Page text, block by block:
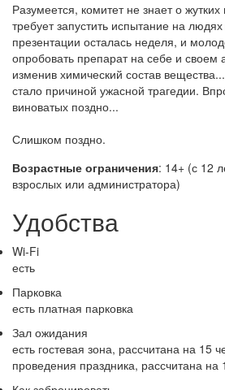
Разумеется, комитет не знает о
требует запустить испытание на
презентации осталась неделя, и
опробовать препарат на себе и своем
изменив химический состав
стало причиной ужасной трагедии.
виноватых поздно...
Слишком поздно.
Возрастные ограничения: 14+ (с 12
взрослых или администратора)
Удобства
Wi-Fi
есть
Парковка
есть платная парковка
Зал ожидания
есть гостевая зона, рассчитана на 15
проведения праздника, рассчитана на